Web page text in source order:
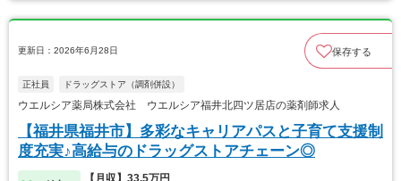
更新日：2026年6月28日 保存する
正社員 ドラッグストア（調剤併設）
ウエルシア薬局株式会社 ウエルシア福井北四ツ居店の薬剤師求人
【福井県福井市】多彩なキャリアパスと子育て支援制
度充実♪高給与のドラッグストアチェーン◎
【月収】33.5万円